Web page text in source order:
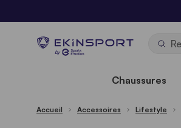
by
Chaussures
Accueil Accessoires Lifestyle